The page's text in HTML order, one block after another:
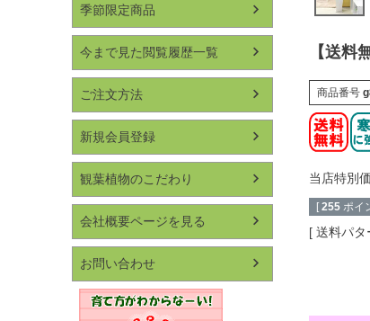
季節限定商品
今まで見た閲覧履歴一覧
ご注文方法
新規会員登録
観葉植物のこだわり
会社概要ページを見る
お問い合わせ
【送料
商品番号
当店特別
[ 255 ポイ
送料パタ